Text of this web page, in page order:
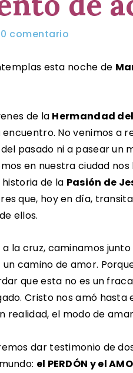
0 comentario
esta noche de
de la Hermandad
No venimos a
pasado ni a pasear un
en nuestra ciudad
de la Pasión de
que, hoy en día,
ellos.
a la cruz, caminamos
un camino de amor.
que esta no es un
Cristo nos amó
realidad, el modo de
dar testimonio de
el PERDÓN y el